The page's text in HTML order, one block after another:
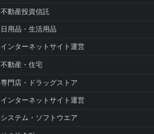
不動産投資信託
日用品・生活用品
インターネットサイト運営
不動産・住宅
専門店・ドラッグストア
インターネットサイト運営
システム・ソフトウエア